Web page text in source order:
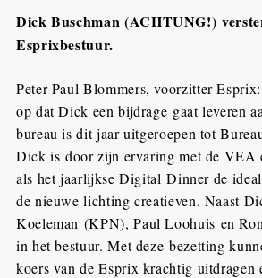
Dick Buschman (ACHTUNG!)
Esprixbestuur.
Peter Paul Blommers, voorzitter
op dat Dick een bijdrage gaat leveren
bureau is dit jaar uitgeroepen tot
Dick is door zijn ervaring met de VEA
als het jaarlijkse Digital Dinner de
de nieuwe lichting creatieven. Naast
Koeleman (KPN), Paul Loohuis en
in het bestuur. Met deze bezetting
koers van de Esprix krachtig uitdragen